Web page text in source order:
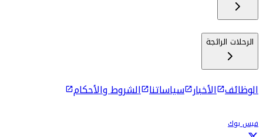
الرحلات الرائجة
الوظائف الأخبار سياساتنا الشروط والأحكام
فيس بوك